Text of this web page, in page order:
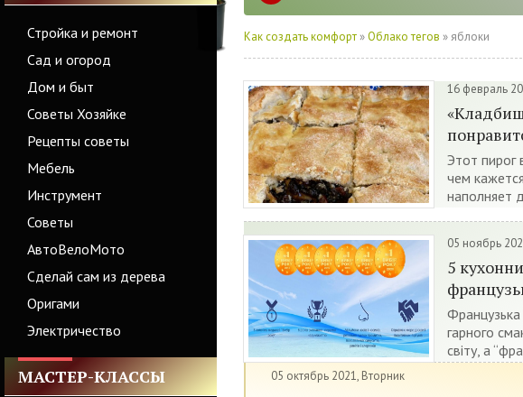
Стройка и ремонт
Сад и огород
Дом и быт
Советы Хозяйке
Рецепты советы
Мебель
Инструмент
Советы
АвтоВелоМото
Сделай сам из дерева
Оригами
Электричество
МАСТЕР-КЛАССЫ
Как создать комфорт »Облако тегов » яблоки
16 февраль
Этот пирог
чем
наполняет
05 ноябрь
5
Французька
гарного
світу, а
05 октябрь 2021, Вторник